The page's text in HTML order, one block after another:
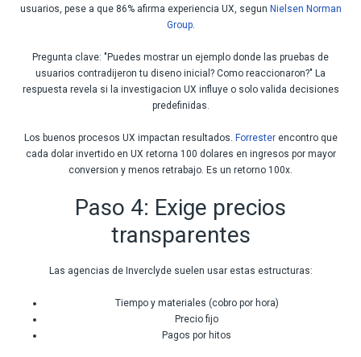
usuarios, pese a que 86% afirma experiencia UX, segun Nielsen Norman
Group.
Pregunta clave: "Puedes mostrar un ejemplo donde las pruebas de
usuarios contradijeron tu diseno inicial? Como reaccionaron?" La
respuesta revela si la investigacion UX influye o solo valida decisiones
predefinidas.
Los buenos procesos UX impactan resultados. Forresterencontro que
cada dolar invertido en UX retorna 100 dolares en ingresos por mayor
conversion y menos retrabajo. Es un retorno 100x.
Paso 4: Exige precios
transparentes
Las agencias de Inverclyde suelen usar estas estructuras:
Tiempo y materiales (cobro por hora)
Precio fijo
Pagos por hitos